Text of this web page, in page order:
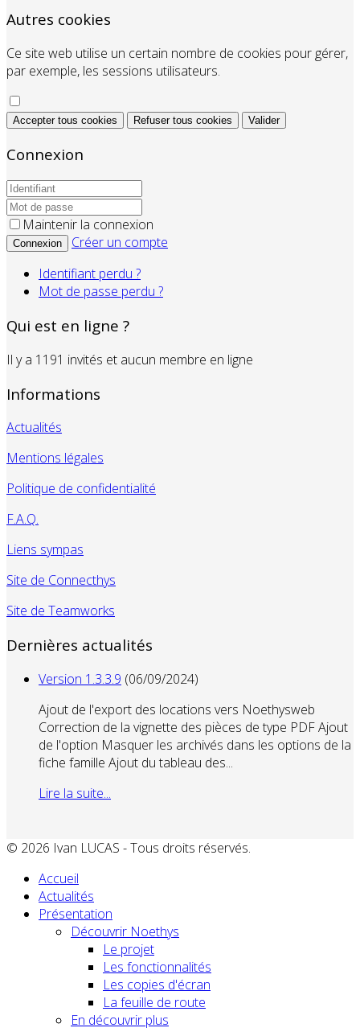
Autres cookies
Ce site web utilise un certain nombre de cookies pour gérer,
par exemple, les sessions utilisateurs.
Accepter tous cookies Refuser tous cookies Valider
Connexion
Maintenir la connexion
Connexion
Créer un compte
Identifiant perdu ?
Mot de passe perdu ?
Qui est en ligne ?
Il y a 1191 invités et aucun membre en ligne
Informations
Actualités
Mentions légales
Politique de confidentialité
F.A.Q.
Liens sympas
Site de Connecthys
Site de Teamworks
Dernières actualités
Version 1.3.3.9 (06/09/2024)
Ajout de l'export des locations vers Noethysweb
Correction de la vignette des pièces de type PDF Ajout
de l'option Masquer les archivés dans les options de la
fiche famille Ajout du tableau des...
Lire la suite...
© 2026 Ivan LUCAS - Tous droits réservés.
Accueil
Actualités
Présentation
Découvrir Noethys
Le projet
Les fonctionnalités
Les copies d'écran
La feuille de route
En découvrir plus